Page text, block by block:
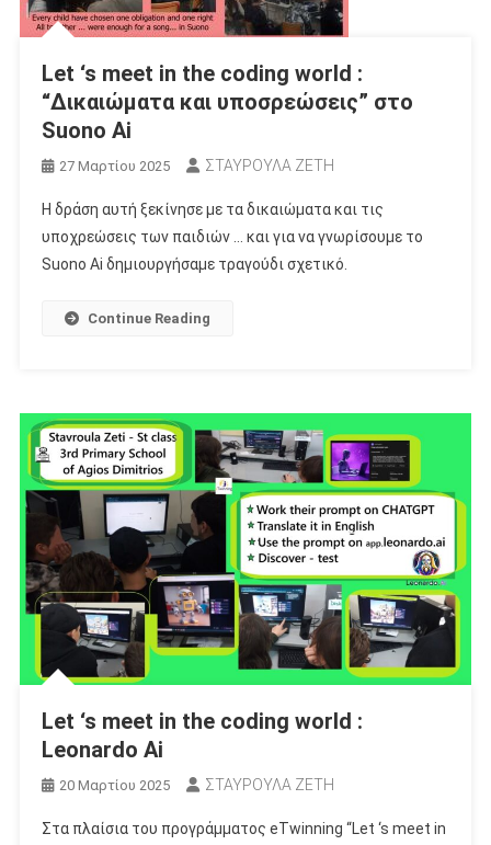
Let ‘s meet in the coding world :
“Δικαιώματα και υποσρεώσεις” στο
Suono Ai
27 Μαρτίου 2025 ΣΤΑΥΡΟΥΛΑ ΖΕΤΗ
Η δράση αυτή ξεκίνησε με τα δικαιώματα και τις
υποχρεώσεις των παιδιών … και για να γνωρίσουμε το
Suono Ai δημιουργήσαμε τραγούδι σχετικό.
Continue Reading
Let ‘s meet in the coding world :
Leonardo Ai
20 Μαρτίου 2025 ΣΤΑΥΡΟΥΛΑ ΖΕΤΗ
Στα πλαίσια του προγράμματος eTwinning “Let ‘s meet in